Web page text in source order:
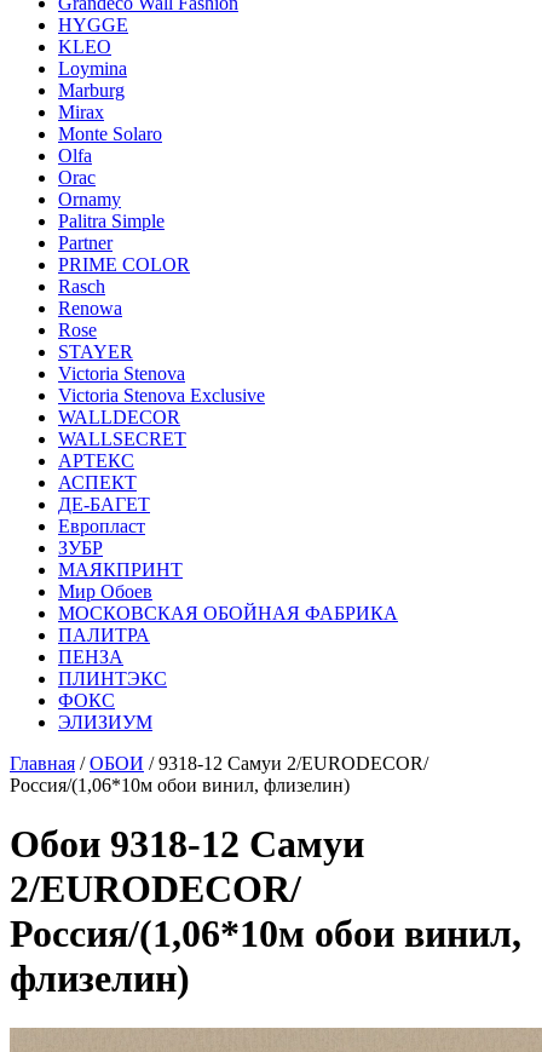
HYGGE
KLEO
Loymina
Marburg
Mirax
Monte Solaro
Olfa
Orac
Ornamy
Palitra Simple
Partner
PRIME COLOR
Rasch
Renowa
Rose
STAYER
Victoria Stenova
Victoria Stenova Exclusive
WALLDECOR
WALLSECRET
АРТЕКС
АСПЕКТ
ДЕ-БАГЕТ
Европласт
ЗУБР
МАЯКПРИНТ
Мир Обоев
МОСКОВСКАЯ ОБОЙНАЯ ФАБРИКА
ПАЛИТРА
ПЕНЗА
ПЛИНТЭКС
ФОКС
ЭЛИЗИУМ
Главная /ОБОИ / 9318-12 Самуи 2/EURODECOR/
Россия/(1,06*10м обои винил, флизелин)
Обои 9318-12 Самуи
2/EURODECOR/
Россия/(1,06*10м обои винил,
флизелин)